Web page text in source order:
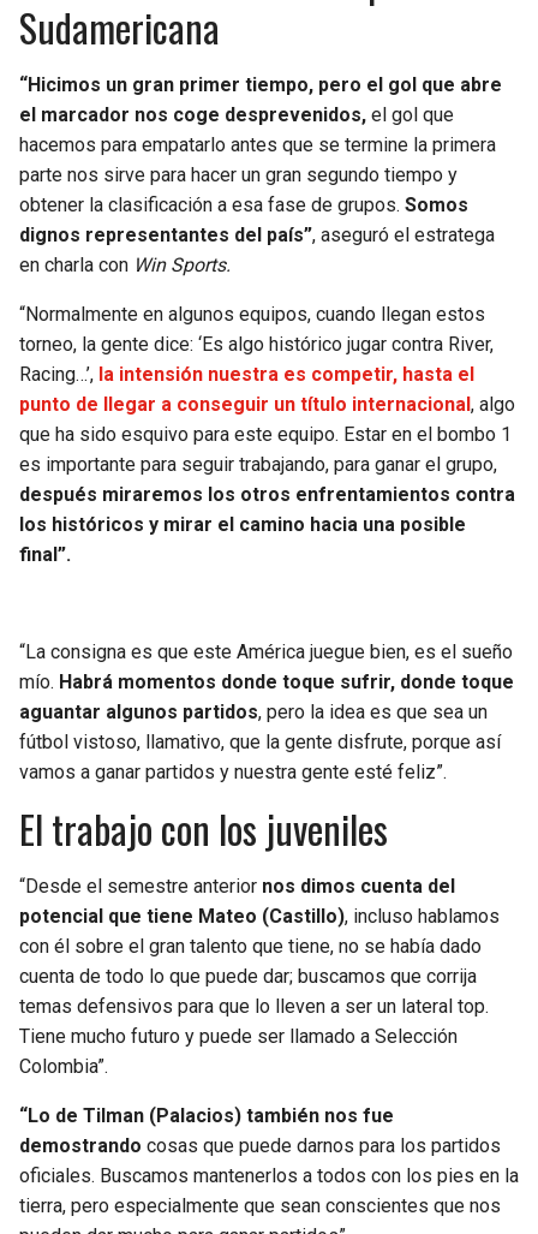
PANTHERS
BUCCANEERS
JAZZ
Sudamericana
“Hicimos un gran primer tiempo, pero el gol que abre
el marcador nos coge desprevenidos, el gol que
hacemos para empatarlo antes que se termine la primera
parte nos sirve para hacer un gran segundo tiempo y
obtener la clasificación a esa fase de grupos. Somos
dignos representantes del país”, aseguró el estratega
en charla con Win Sports.
“Normalmente en algunos equipos, cuando llegan estos
torneo, la gente dice: ‘Es algo histórico jugar contra River,
Racing…’, la intensión nuestra es competir, hasta el
punto de llegar a conseguir un título internacional , algo
que ha sido esquivo para este equipo. Estar en el bombo 1
es importante para seguir trabajando, para ganar el grupo,
después miraremos los otros enfrentamientos contra
los históricos y mirar el camino hacia una posible
final”.
“La consigna es que este América juegue bien, es el sueño
mío. Habrá momentos donde toque sufrir, donde toque
aguantar algunos partidos, pero la idea es que sea un
fútbol vistoso, llamativo, que la gente disfrute, porque así
vamos a ganar partidos y nuestra gente esté feliz”.
El trabajo con los juveniles
“Desde el semestre anterior nos dimos cuenta del
potencial que tiene Mateo (Castillo), incluso hablamos
con él sobre el gran talento que tiene, no se había dado
cuenta de todo lo que puede dar; buscamos que corrija
temas defensivos para que lo lleven a ser un lateral top.
Tiene mucho futuro y puede ser llamado a Selección
Colombia”.
“Lo de Tilman (Palacios) también nos fue
demostrando cosas que puede darnos para los partidos
oficiales. Buscamos mantenerlos a todos con los pies en la
tierra, pero especialmente que sean conscientes que nos